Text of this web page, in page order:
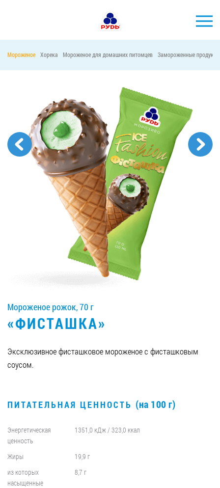
ПРОДУКЦИЯ
КОМПАНИЯ
ПОТРЕБИТЕЛЯМ
АКЦИИ
ПРЕСС-ЦЕНТР
ХОРЕКА
Тендерные закупки
Контакты
Вакансии
ЗАКАЗАТЬ ПРОДУКЦИЮ «РУДЬ»:
СТАТЬ ПАРТНЕРОМ
0412 42 29 23
Мороженое Хорека Мороженое для домашних питомцев Замороженные продукты
Мороженое рожок, 70 г
«ФИСТАШКА»
Эксклюзивное фисташковое мороженое с фисташковым
соусом.
ПИТАТЕЛЬНАЯ ЦЕННОСТЬ (на 100 г)
Энергетическая
ценность
1351,0 кДж / 323,0 ккал
Жиры
19,9 г
из которых
насыщенные
8,7 г